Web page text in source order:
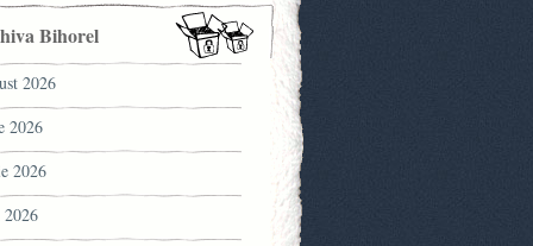
Bihorel
2026
2026
2026